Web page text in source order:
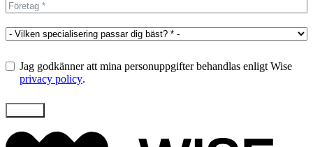
Jag godkänner att mina personuppgifter behandlas enligt Wise
privacy policy.